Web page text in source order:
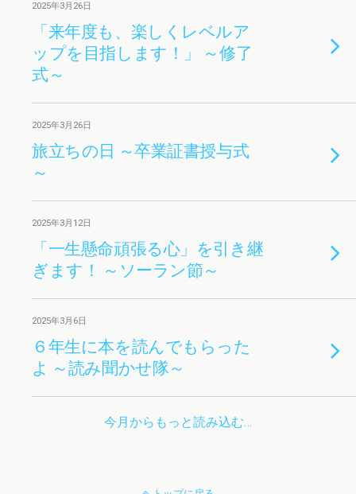
2025年3月26日
「来年度も、楽しくレベルア
ップを目指します！」 ～修了
式～
2025年3月26日
旅立ちの日 ～卒業証書授与式
～
2025年3月12日
「一生懸命頑張る心」を引き継
ぎます！ ～ソーラン節～
2025年3月6日
６年生に本を読んでもらった
よ ～読み聞かせ隊～
今月からもっと読み込む…